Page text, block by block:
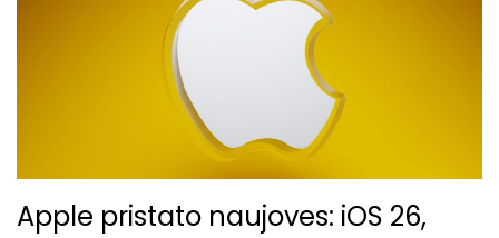
Apple pristato naujoves: iOS 26,